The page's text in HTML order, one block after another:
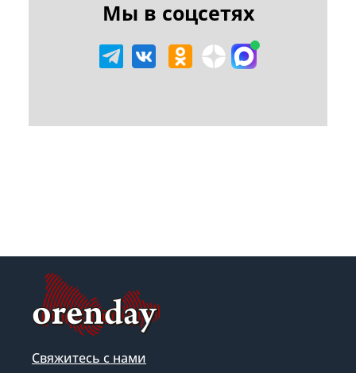
Мы в соцсетях
Свяжитесь с нами